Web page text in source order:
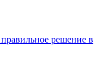
решение в